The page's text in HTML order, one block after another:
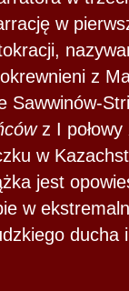
w
z
Sawwinów-
z I połowy
w
jest
w
ducha